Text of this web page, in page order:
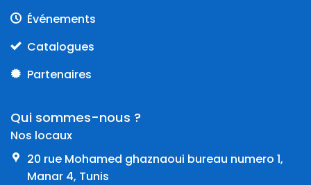
Événements
Catalogues
Partenaires
Qui sommes-nous ?
Nos locaux
20 rue Mohamed ghaznaoui bureau numero 1,
Manar 4, Tunis